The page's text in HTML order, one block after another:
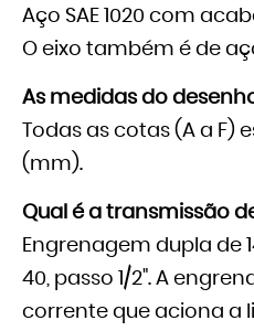
Aço SAE 1020 com
O eixo também é de aço
As medidas do
Todas as cotas (A a
(mm).
Qual é a transmissão
Engrenagem dupla de
40, passo 1/2". A
corrente que aciona a